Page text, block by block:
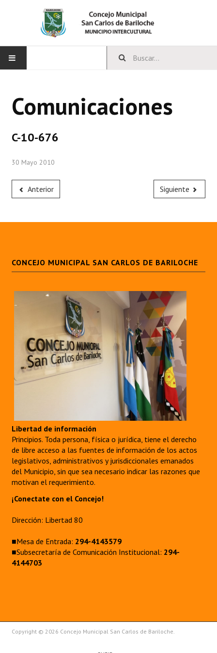
CONCEJO
Comisiones Permanentes
Comisiones Especiales
Constitución Nacional
Constitución Provincial
Carta Orgánica 2007
Reglamento Interno
Digesto
Organigrama
Proyectos Presentados
Dictámenes Asesoría Letrada
Actas de Sesión
Informes de Unidad Coordinadora
NORMATIVA
Comunicaciones
C-10-676
30 Mayo 2010
Anterior Siguiente
CONCEJO MUNICIPAL SAN CARLOS DE BARILOCHE
Libertad de información
Principios. Toda persona, física o jurídica, tiene el derecho
de libre acceso a las fuentes de información de los actos
legislativos, administrativos y jurisdiccionales emanados
del Municipio, sin que sea necesario indicar las razones que
motivan el requerimiento.
¡Conectate con el Concejo!
Dirección: Libertad 80
■Mesa de Entrada: 294-4143579
■Subsecretaría de Comunicación Institucional: 294-
4144703
Copyright © 2026 Concejo Municipal San Carlos de Bariloche.